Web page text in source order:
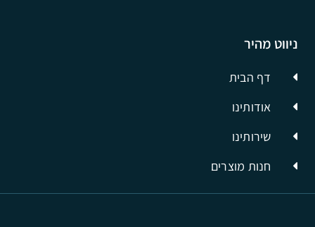
ניווט מהיר
דף הבית
אודותינו
שירותינו
חנות מוצרים